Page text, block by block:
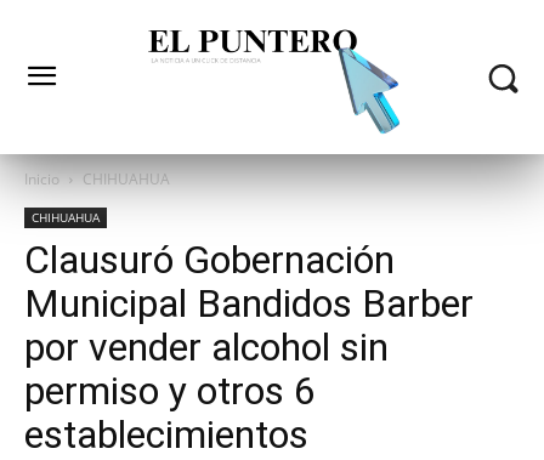
Inicio CHIHUAHUA
CHIHUAHUA
Clausuró Gobernación
Municipal Bandidos Barber
por vender alcohol sin
permiso y otros 6
establecimientos